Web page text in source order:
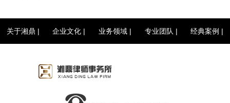
关于湘鼎 | 企业文化 | 业务领域 | 专业团队 | 经典案例 |